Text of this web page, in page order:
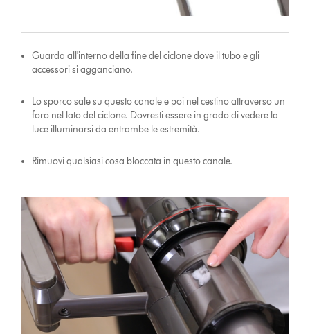
Guarda all'interno della fine del ciclone dove il tubo e gli
accessori si agganciano.
Lo sporco sale su questo canale e poi nel cestino attraverso un
foro nel lato del ciclone. Dovresti essere in grado di vedere la
luce illuminarsi da entrambe le estremità.
Rimuovi qualsiasi cosa bloccata in questo canale.